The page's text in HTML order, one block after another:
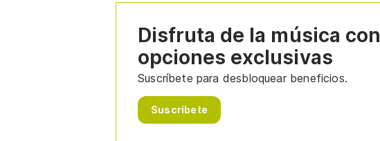
Disfruta de la música con
opciones exclusivas
Suscríbete para desbloquear beneficios.
Suscríbete